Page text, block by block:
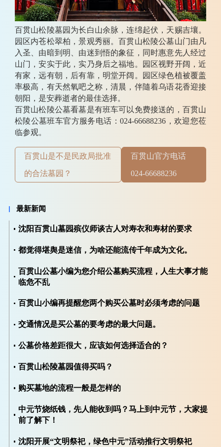
百贯山松陵墓园为长白山余脉，连绵起伏，天赐吉壤。
园区内苍松翠柏，景观秀丽。百贯山松陵公墓山门由凡
入圣、由暗到明、由迷到悟的象征，同时惠意先人经过
山门，安实于此，实乃身后之福地。园区视野开阔，近
有家，远有朝，后有靠，明堂开阔。园区绿色植被覆盖
率极高，有天然氧吧之称，清晨，伴隨着乌语花香迎接
朝阳，是安葬逝者的最佳选择。
百贯山松陵公墓看墓是有班车可以免费接送的，百贯山
松陵公墓班车官方服务电话：024-66688236，欢迎您莅
临参观。
百贯山是不是民政局批准
的合法墓园？
百贯山官方电话
024-66688236
最新新闻
沈阳百贯山墓园殡仪师谈古人对寿衣和寿材的要求
都觉得堪舆是迷信，为啥还能流传千年成为文化。
百贯山公墓小编为您介绍公墓购买流程，人生大事才能
临危不乱
百贯山小编再提醒您两个购买公墓时必须考虑的问题
交通情况是买公墓的要考虑的最大问题。
公墓价格差距很大，应该如何选择适合的？
百贯山松陵墓园值得买吗？
购买墓地的流程一般是怎样的
中元节烧纸钱，先人能收到吗？马上到中元节，大家提
前了解下！
沈阳开展“文明祭祀，绿色中元”活动推行文明祭祀